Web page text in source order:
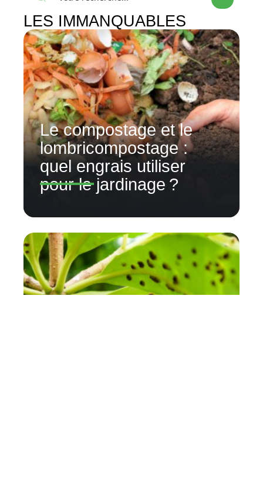
LES IMMANQUABLES
Le compostage et le
lombricompostage :
quel engrais utiliser
pour le jardinage ?